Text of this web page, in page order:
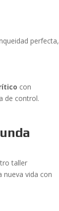
perfecta,
con
de control.
taller
nueva vida con